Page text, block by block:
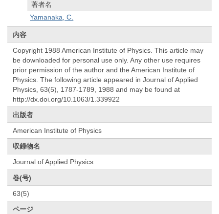
著者名
Yamanaka, C.
内容
Copyright 1988 American Institute of Physics. This article may
be downloaded for personal use only. Any other use requires
prior permission of the author and the American Institute of
Physics. The following article appeared in Journal of Applied
Physics, 63(5), 1787-1789, 1988 and may be found at
http://dx.doi.org/10.1063/1.339922
出版者
American Institute of Physics
収録物名
Journal of Applied Physics
巻(号)
63(5)
ページ